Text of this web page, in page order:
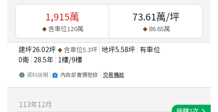
1,915萬
含車位120萬
73.61萬/坪
86.65萬
建坪26.02坪 含車位5.3坪 地坪5.58坪 有車位
0衛 28.5年 1樓/9樓
資料說明 內政部實價登錄 交易備註
113年12月